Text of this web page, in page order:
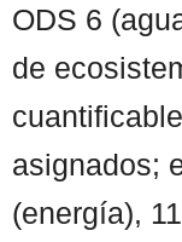
ODS 6
de
asignados;
(energía),